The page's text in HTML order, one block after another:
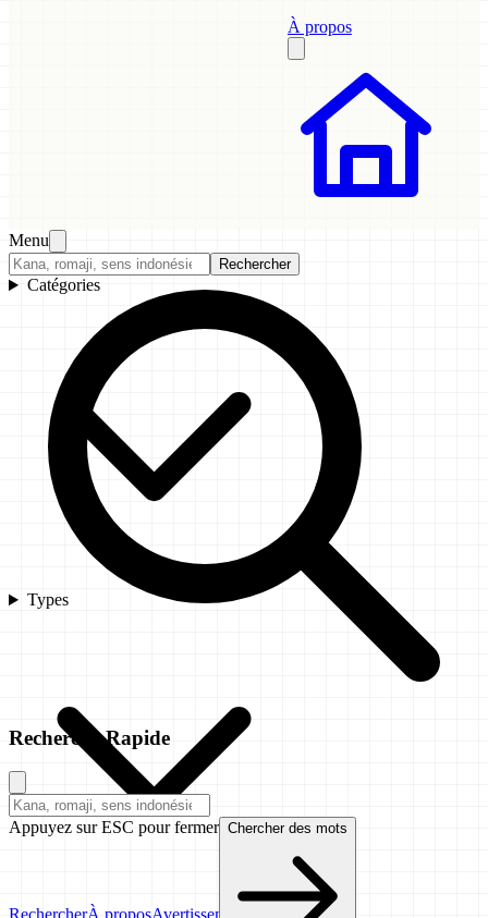
À propos
Menu
Rechercher
Catégories
Types
Recherche Rapide
Appuyez sur ESC pour fermer Chercher des mots